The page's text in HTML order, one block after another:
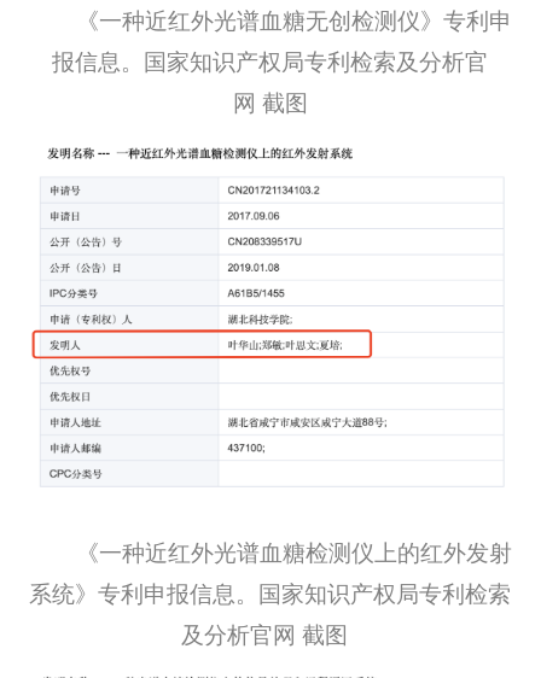
《一种近红外光谱血糖无创检测仪》专利申
报信息。国家知识产权局专利检索及分析官
网 截图
《一种近红外光谱血糖检测仪上的红外发射
系统》专利申报信息。国家知识产权局专利检索
及分析官网 截图